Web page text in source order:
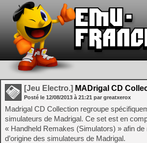
[Jeu Electro.] MADrigal CD
Posté le 12/08/2013 à 21:21 par greatxerox
Madrigal CD Collection regroupe
simulateurs de Madrigal. Ce set est en
« Handheld Remakes (Simulators) » afin de
d’origine des simulateurs de Madrigal.